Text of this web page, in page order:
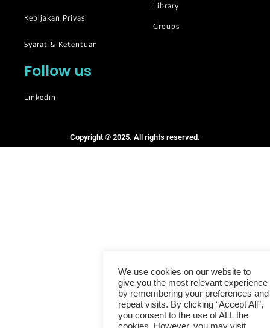
Kebijakan Privasi
Syarat & Ketentuan
Library
Groups
Follow us
Linkedin
Copyright © 2025. All rights reserved.
We use cookies on our website to
give you the most relevant experience
by remembering your preferences and
repeat visits. By clicking “Accept All”,
you consent to the use of ALL the